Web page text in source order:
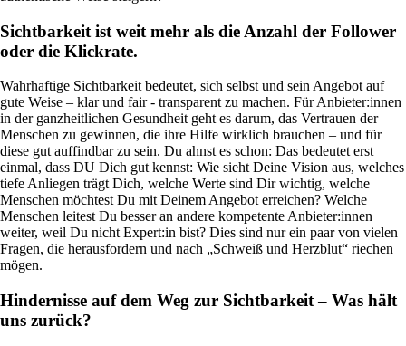
Sichtbarkeit ist weit mehr als die Anzahl der Follower
oder die Klickrate.
Wahrhaftige Sichtbarkeit bedeutet, sich selbst und sein Angebot auf
gute Weise – klar und fair - transparent zu machen. Für Anbieter:innen
in der ganzheitlichen Gesundheit geht es darum, das Vertrauen der
Menschen zu gewinnen, die ihre Hilfe wirklich brauchen – und für
diese gut auffindbar zu sein. Du ahnst es schon: Das bedeutet erst
einmal, dass DU Dich gut kennst: Wie sieht Deine Vision aus, welches
tiefe Anliegen trägt Dich, welche Werte sind Dir wichtig, welche
Menschen möchtest Du mit Deinem Angebot erreichen? Welche
Menschen leitest Du besser an andere kompetente Anbieter:innen
weiter, weil Du nicht Expert:in bist? Dies sind nur ein paar von vielen
Fragen, die herausfordern und nach „Schweiß und Herzblut“ riechen
mögen.
Hindernisse auf dem Weg zur Sichtbarkeit – Was hält
uns zurück?